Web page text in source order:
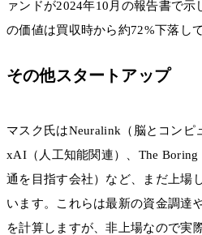
ァンドが2024年10月の報告書で
の価値は買収時から約72%下落し
その他スタートアップ
マスク氏はNeuralink（脳とコンピ
xAI（人工知能関連）、The Boring
通を目指す会社）など、まだ上場
います。これらは最新の資金調達
を計算しますが、非上場なので実